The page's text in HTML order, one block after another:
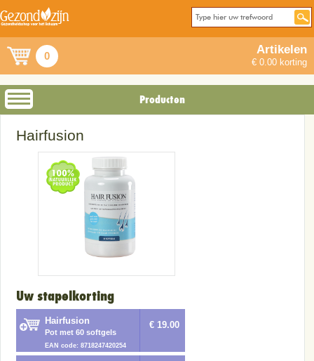
0 Artikelen
€ 0.00 korting
Producten
Hairfusion
Uw stapelkorting
Hairfusion
Pot met 60 softgels
EAN code: 8718247420254
€ 19.00